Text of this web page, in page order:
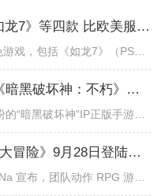
8月PS+港服会免：《如龙7》等四款 比欧美服多一款
官方公布了8月份港服的PS Plus会免游戏，包括《如龙7》（PS4/PS5）、《小小梦魇》（PS4）、《托尼霍克职业滑...
庇护之地CG燃爆公映《暗黑破坏神：不朽》今日全平台上线
虽迟但到，1500万国服玩家翘首以盼的“暗黑破坏神”IP正版手游《暗黑破坏神：不朽》已于今日全平台上线！动作RPG王者再...
《勇者斗恶龙：达尔的大冒险》9月28日登陆苹果谷歌应用商店
发行商 Square Enix 以及开发商 DeNa 宣布，团队动作 RPG 游戏《勇者斗恶龙：达尔的大冒险 魂之绊》将...